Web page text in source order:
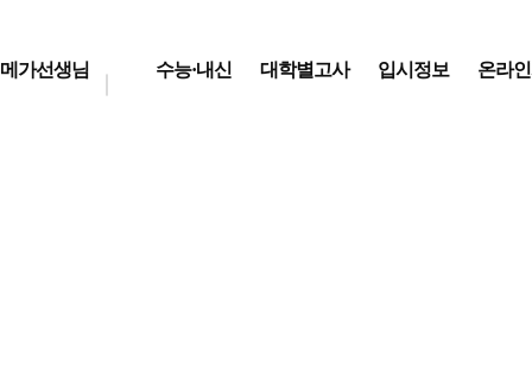
메가선생님 수능·내신 대학별고사 입시정보 온라